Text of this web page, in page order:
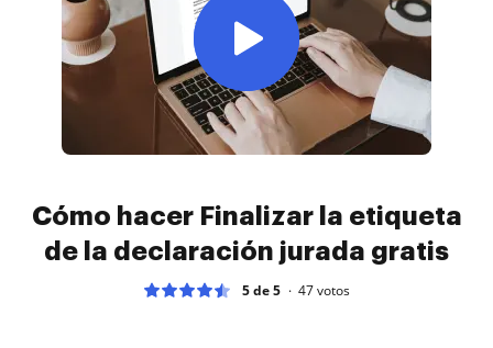
Cómo hacer Finalizar la etiqueta
de la declaración jurada gratis
5 de 5 47votos